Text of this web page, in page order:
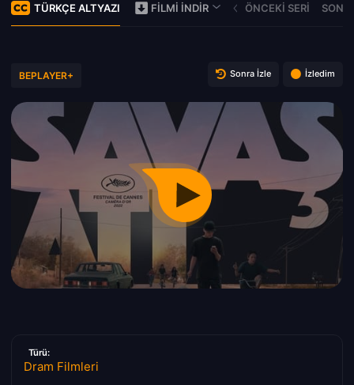
TÜRKÇE ALTYAZI FILMI İNDIR ÖNCEKI SERI
BEPLAYER+ Sonra İzle İzledim
Türü:
Dram Filmleri